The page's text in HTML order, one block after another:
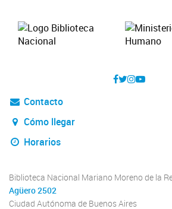
Contacto
Cómo llegar
Horarios
Biblioteca Nacional Mariano Moreno de la
Agüero 2502
Ciudad Autónoma de Buenos Aires